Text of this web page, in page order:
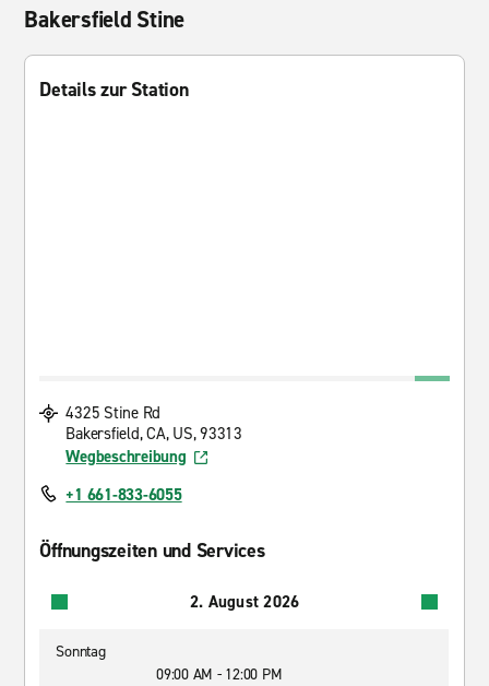
Bakersfield Stine
Details zur Station
4325 Stine Rd
Bakersfield, CA, US, 93313
Wegbeschreibung
+1 661-833-6055
Öffnungszeiten und Services
2. August 2026
Sonntag
09:00 AM - 12:00 PM